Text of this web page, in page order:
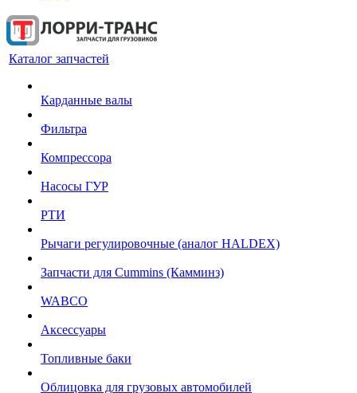
Каталог запчастей
Карданные валы
Фильтра
Компрессора
Насосы ГУР
РТИ
Рычаги регулировочные (аналог HALDEX)
Запчасти для Cummins (Камминз)
WABCO
Аксессуары
Топливные баки
Облицовка для грузовых автомобилей